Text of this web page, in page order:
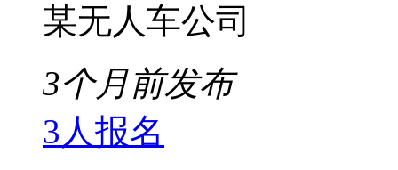
某无人车公司
3个月前发布
3人报名